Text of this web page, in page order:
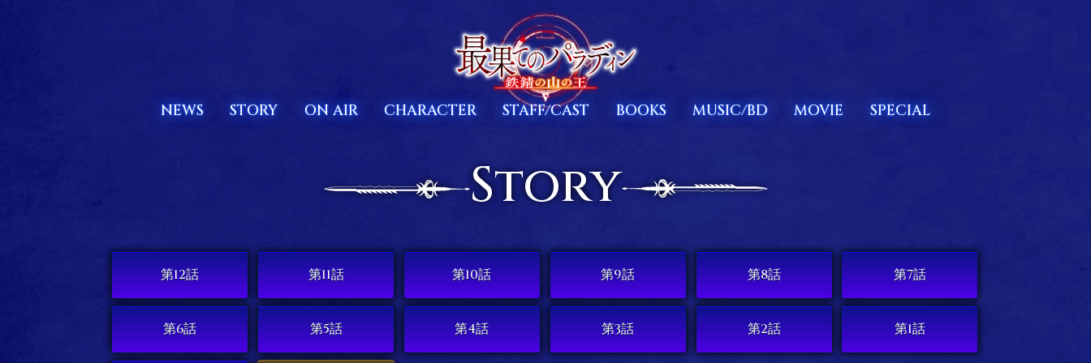
NEWS STORY ON AIR CHARACTER STAFF/CAST BOOKS MUSIC/BD MOVIE SPECIAL
Story
第12話 第11話 第10話 第9話 第8話 第7話
第6話 第5話 第4話 第3話 第2話 第1話